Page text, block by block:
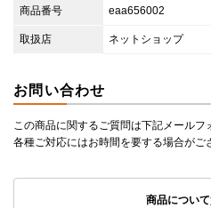
商品番号 eaa656002
取扱店 ネットショップ
お問い合わせ
この商品に関するご質問は下記メールフ
各種ご対応にはお時間を要する場合がご
商品につい